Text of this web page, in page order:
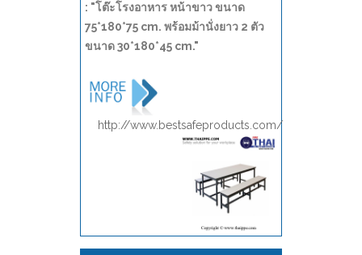
: "โต๊ะโรงอาหาร หน้าขาว ขนาด
75*180*75 cm. พร้อมม้านั่งยาว 2 ตัว
ขนาด 30*180*45 cm."
http://www.bestsafeproducts.com/